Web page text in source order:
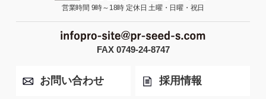
営業時間 9時～18時 定休日 土曜・日曜・祝日
FAX 0749-24-8747
お問い合わせ 採用情報